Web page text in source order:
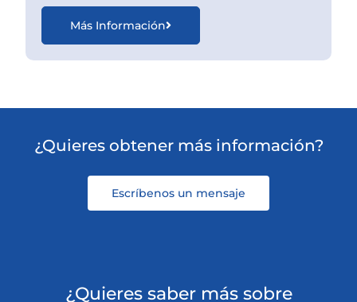
Más Información
¿Quieres obtener más información?
Escríbenos un mensaje
¿Quieres saber más sobre